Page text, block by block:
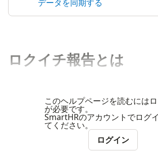
データを同期する
ロクイチ報告とは
このヘルプページを読むには
が必要です。
SmartHRのアカウントでログ
てください。
ログイン